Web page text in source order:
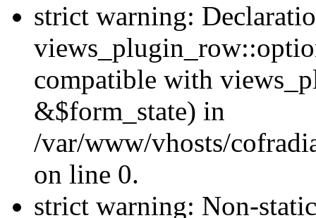
strict warning:
compatible with
&$form_state) in
/var/www/vhosts/
on line 0.
strict warning: Non-